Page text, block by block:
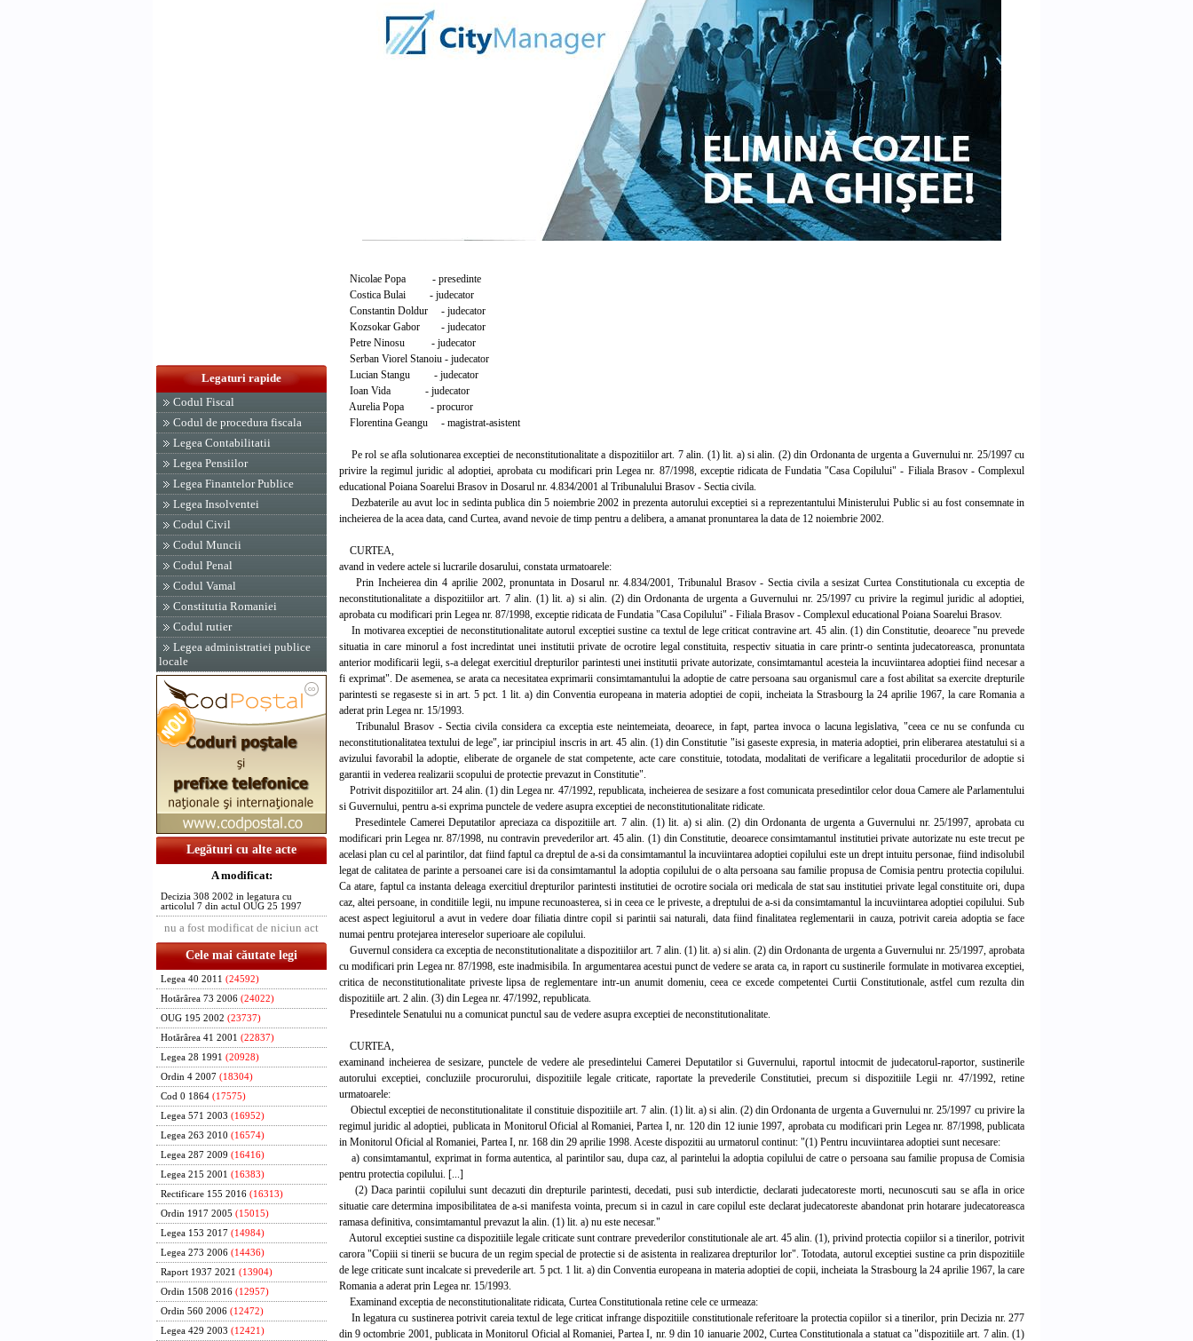
Legaturi rapide
Codul Fiscal
Codul de procedura fiscala
Legea Contabilitatii
Legea Pensiilor
Legea Finantelor Publice
Legea Insolventei
Codul Civil
Codul Muncii
Codul Penal
Codul Vamal
Constitutia Romaniei
Codul rutier
Legea administratiei publice
locale
Legături cu alte acte
A modificat:
Decizia 308 2002 in legatura cu
articolul 7 din actul OUG 25 1997
nu a fost modificat de niciun act
Cele mai căutate legi
Legea 40 2011 (24592)
Hotărârea 73 2006 (24022)
OUG 195 2002 (23737)
Hotărârea 41 2001 (22837)
Legea 28 1991 (20928)
Ordin 4 2007 (18304)
Cod 0 1864 (17575)
Legea 571 2003 (16952)
Legea 263 2010 (16574)
Legea 287 2009 (16416)
Legea 215 2001 (16383)
Rectificare 155 2016 (16313)
Ordin 1917 2005 (15015)
Legea 153 2017 (14984)
Legea 273 2006 (14436)
Raport 1937 2021 (13904)
Ordin 1508 2016 (12957)
Ordin 560 2006 (12472)
Legea 429 2003 (12421)
Nicolae Popa - presedinte
Costica Bulai - judecator
Constantin Doldur - judecator
Kozsokar Gabor - judecator
Petre Ninosu - judecator
Serban Viorel Stanoiu - judecator
Lucian Stangu - judecator
Ioan Vida - judecator
Aurelia Popa - procuror
Florentina Geangu - magistrat-asistent
Pe rol se afla solutionarea exceptiei de neconstitutionalitate a dispozitiilor art. 7 alin. (1) lit. a) si alin. (2) din Ordonanta de urgenta a Guvernului nr. 25/1997 cu
privire la regimul juridic al adoptiei, aprobata cu modificari prin Legea nr. 87/1998, exceptie ridicata de Fundatia "Casa Copilului" - Filiala Brasov - Complexul
educational Poiana Soarelui Brasov in Dosarul nr. 4.834/2001 al Tribunalului Brasov - Sectia civila.
Dezbaterile au avut loc in sedinta publica din 5 noiembrie 2002 in prezenta autorului exceptiei si a reprezentantului Ministerului Public si au fost consemnate in
incheierea de la acea data, cand Curtea, avand nevoie de timp pentru a delibera, a amanat pronuntarea la data de 12 noiembrie 2002.
CURTEA,
avand in vedere actele si lucrarile dosarului, constata urmatoarele:
Prin Incheierea din 4 aprilie 2002, pronuntata in Dosarul nr. 4.834/2001, Tribunalul Brasov - Sectia civila a sesizat Curtea Constitutionala cu exceptia de
neconstitutionalitate a dispozitiilor art. 7 alin. (1) lit. a) si alin. (2) din Ordonanta de urgenta a Guvernului nr. 25/1997 cu privire la regimul juridic al adoptiei,
aprobata cu modificari prin Legea nr. 87/1998, exceptie ridicata de Fundatia "Casa Copilului" - Filiala Brasov - Complexul educational Poiana Soarelui Brasov.
In motivarea exceptiei de neconstitutionalitate autorul exceptiei sustine ca textul de lege criticat contravine art. 45 alin. (1) din Constitutie, deoarece "nu prevede
situatia in care minorul a fost incredintat unei institutii private de ocrotire legal constituita, respectiv situatia in care printr-o sentinta judecatoreasca, pronuntata
anterior modificarii legii, s-a delegat exercitiul drepturilor parintesti unei institutii private autorizate, consimtamantul acesteia la incuviintarea adoptiei fiind necesar a
fi exprimat". De asemenea, se arata ca necesitatea exprimarii consimtamantului la adoptie de catre persoana sau organismul care a fost abilitat sa exercite drepturile
parintesti se regaseste si in art. 5 pct. 1 lit. a) din Conventia europeana in materia adoptiei de copii, incheiata la Strasbourg la 24 aprilie 1967, la care Romania a
aderat prin Legea nr. 15/1993.
Tribunalul Brasov - Sectia civila considera ca exceptia este neintemeiata, deoarece, in fapt, partea invoca o lacuna legislativa, "ceea ce nu se confunda cu
neconstitutionalitatea textului de lege", iar principiul inscris in art. 45 alin. (1) din Constitutie "isi gaseste expresia, in materia adoptiei, prin eliberarea atestatului si a
avizului favorabil la adoptie, eliberate de organele de stat competente, acte care constituie, totodata, modalitati de verificare a legalitatii procedurilor de adoptie si
garantii in vederea realizarii scopului de protectie prevazut in Constitutie".
Potrivit dispozitiilor art. 24 alin. (1) din Legea nr. 47/1992, republicata, incheierea de sesizare a fost comunicata presedintilor celor doua Camere ale Parlamentului
si Guvernului, pentru a-si exprima punctele de vedere asupra exceptiei de neconstitutionalitate ridicate.
Presedintele Camerei Deputatilor apreciaza ca dispozitiile art. 7 alin. (1) lit. a) si alin. (2) din Ordonanta de urgenta a Guvernului nr. 25/1997, aprobata cu
modificari prin Legea nr. 87/1998, nu contravin prevederilor art. 45 alin. (1) din Constitutie, deoarece consimtamantul institutiei private autorizate nu este trecut pe
acelasi plan cu cel al parintilor, dat fiind faptul ca dreptul de a-si da consimtamantul la incuviintarea adoptiei copilului este un drept intuitu personae, fiind indisolubil
legat de calitatea de parinte a persoanei care isi da consimtamantul la adoptia copilului de o alta persoana sau familie propusa de Comisia pentru protectia copilului.
Ca atare, faptul ca instanta deleaga exercitiul drepturilor parintesti institutiei de ocrotire sociala ori medicala de stat sau institutiei private legal constituite ori, dupa
caz, altei persoane, in conditiile legii, nu impune recunoasterea, si in ceea ce le priveste, a dreptului de a-si da consimtamantul la incuviintarea adoptiei copilului. Sub
acest aspect legiuitorul a avut in vedere doar filiatia dintre copil si parintii sai naturali, data fiind finalitatea reglementarii in cauza, potrivit careia adoptia se face
numai pentru protejarea intereselor superioare ale copilului.
Guvernul considera ca exceptia de neconstitutionalitate a dispozitiilor art. 7 alin. (1) lit. a) si alin. (2) din Ordonanta de urgenta a Guvernului nr. 25/1997, aprobata
cu modificari prin Legea nr. 87/1998, este inadmisibila. In argumentarea acestui punct de vedere se arata ca, in raport cu sustinerile formulate in motivarea exceptiei,
critica de neconstitutionalitate priveste lipsa de reglementare intr-un anumit domeniu, ceea ce excede competentei Curtii Constitutionale, astfel cum rezulta din
dispozitiile art. 2 alin. (3) din Legea nr. 47/1992, republicata.
Presedintele Senatului nu a comunicat punctul sau de vedere asupra exceptiei de neconstitutionalitate.
CURTEA,
examinand incheierea de sesizare, punctele de vedere ale presedintelui Camerei Deputatilor si Guvernului, raportul intocmit de judecatorul-raportor, sustinerile
autorului exceptiei, concluziile procurorului, dispozitiile legale criticate, raportate la prevederile Constitutiei, precum si dispozitiile Legii nr. 47/1992, retine
urmatoarele:
Obiectul exceptiei de neconstitutionalitate il constituie dispozitiile art. 7 alin. (1) lit. a) si alin. (2) din Ordonanta de urgenta a Guvernului nr. 25/1997 cu privire la
regimul juridic al adoptiei, publicata in Monitorul Oficial al Romaniei, Partea I, nr. 120 din 12 iunie 1997, aprobata cu modificari prin Legea nr. 87/1998, publicata
in Monitorul Oficial al Romaniei, Partea I, nr. 168 din 29 aprilie 1998. Aceste dispozitii au urmatorul continut: "(1) Pentru incuviintarea adoptiei sunt necesare:
a) consimtamantul, exprimat in forma autentica, al parintilor sau, dupa caz, al parintelui la adoptia copilului de catre o persoana sau familie propusa de Comisia
pentru protectia copilului. [...]
(2) Daca parintii copilului sunt decazuti din drepturile parintesti, decedati, pusi sub interdictie, declarati judecatoreste morti, necunoscuti sau se afla in orice
situatie care determina imposibilitatea de a-si manifesta vointa, precum si in cazul in care copilul este declarat judecatoreste abandonat prin hotarare judecatoreasca
ramasa definitiva, consimtamantul prevazut la alin. (1) lit. a) nu este necesar."
Autorul exceptiei sustine ca dispozitiile legale criticate sunt contrare prevederilor constitutionale ale art. 45 alin. (1), privind protectia copiilor si a tinerilor, potrivit
carora "Copiii si tinerii se bucura de un regim special de protectie si de asistenta in realizarea drepturilor lor". Totodata, autorul exceptiei sustine ca prin dispozitiile
de lege criticate sunt incalcate si prevederile art. 5 pct. 1 lit. a) din Conventia europeana in materia adoptiei de copii, incheiata la Strasbourg la 24 aprilie 1967, la care
Romania a aderat prin Legea nr. 15/1993.
Examinand exceptia de neconstitutionalitate ridicata, Curtea Constitutionala retine cele ce urmeaza:
In legatura cu sustinerea potrivit careia textul de lege criticat infrange dispozitiile constitutionale referitoare la protectia copiilor si a tinerilor, prin Decizia nr. 277
din 9 octombrie 2001, publicata in Monitorul Oficial al Romaniei, Partea I, nr. 9 din 10 ianuarie 2002, Curtea Constitutionala a statuat ca "dispozitiile art. 7 alin. (1)